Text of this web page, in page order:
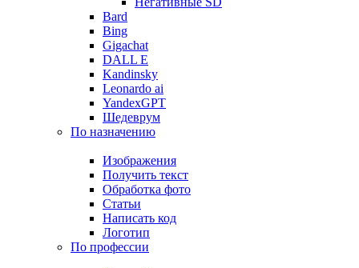
Bard
Bing
Gigachat
DALL E
Kandinsky
Leonardo ai
YandexGPT
Шедеврум
По назначению
Изображения
Получить текст
Обработка фото
Статьи
Написать код
Логотип
По профессии